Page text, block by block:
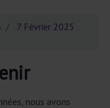
7 Février 2025
nous avons